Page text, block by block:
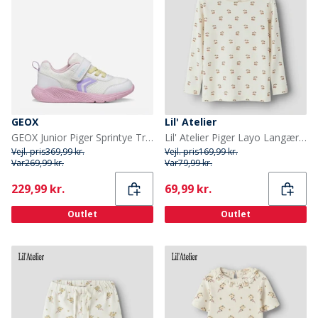
GEOX
GEOX Junior Piger Sprintye Træningssko Hvid/Pink
Vejl. pris369,99 kr.
Var269,99 kr.
Current
229,99 kr.
Outlet
Lil' Atelier
Lil' Atelier Piger Layo Langærmet Top Coconut Milk
Vejl. pris169,99 kr.
Var79,99 kr.
Current
69,99 kr.
Outlet